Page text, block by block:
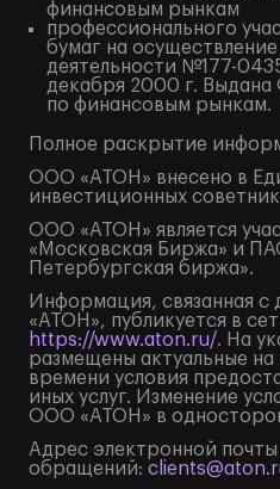
финансовым рынкам
профессионального
бумаг на
деятельности №177-
декабря 2000 г.
по финансовым рынкам.
Полное раскрытие
ООО «АТОН» внесено в
инвестиционных
ООО «АТОН» является
«Московская Биржа» и
Петербургская биржа».
Информация, связанная
«АТОН», публикуется в
https://www.aton.ru/. На
размещены актуальные
времени условия
иных услуг. Изменение
ООО «АТОН» в
Адрес электронной почты
обращений: